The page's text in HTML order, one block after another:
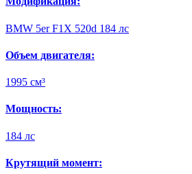
BMW 5er F1X 520d 184 лс
Объем двигателя:
1995 см³
Мощность:
184 лс
Крутящий момент: